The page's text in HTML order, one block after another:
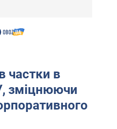
частки в
зміцнюючи